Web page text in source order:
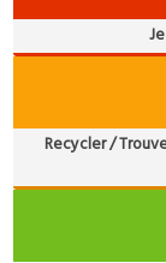
Recycler /